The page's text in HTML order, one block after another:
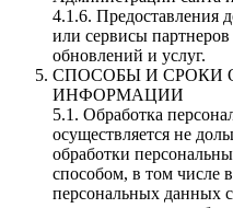
4.1.6. Предоставления
или сервисы
обновлений и услуг.
СПОСОБЫ И СРОКИ
ИНФОРМАЦИИ
5.1. Обработка
осуществляется не
обработки
способом, в том числе
персональных данных